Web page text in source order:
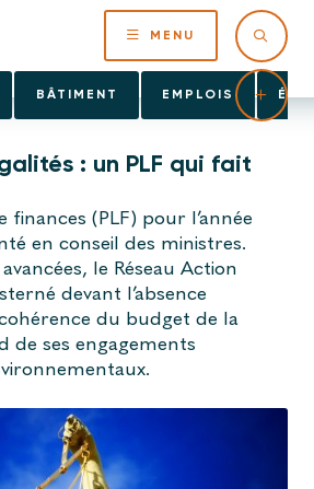
MENU
BÂTIMENT EMPLOIS
: un PLF qui fait
finances (PLF) pour l’année
en conseil des ministres.
le Réseau Action
devant l’absence
du budget de la
de ses engagements